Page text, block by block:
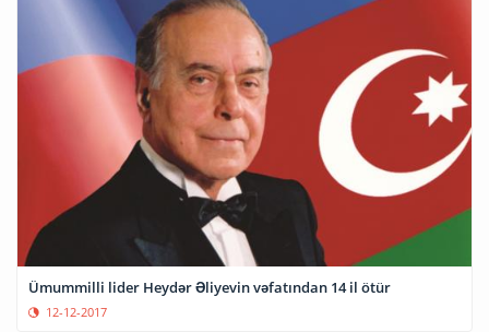
Ümummilli lider Heydər Əliyevin vəfatından 14 il ötür
12-12-2017